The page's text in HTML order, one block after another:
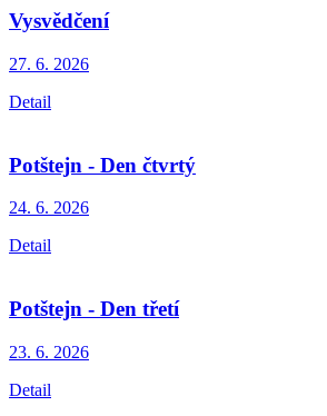
Vysvědčení
27. 6. 2026
Detail
Potštejn - Den čtvrtý
24. 6. 2026
Detail
Potštejn - Den třetí
23. 6. 2026
Detail